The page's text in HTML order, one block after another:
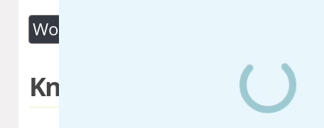
Wohnwagen Suche
Knaus Sport 400